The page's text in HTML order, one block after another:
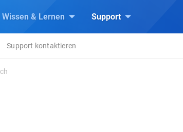
Wissen & Lernen Support
Support kontaktieren